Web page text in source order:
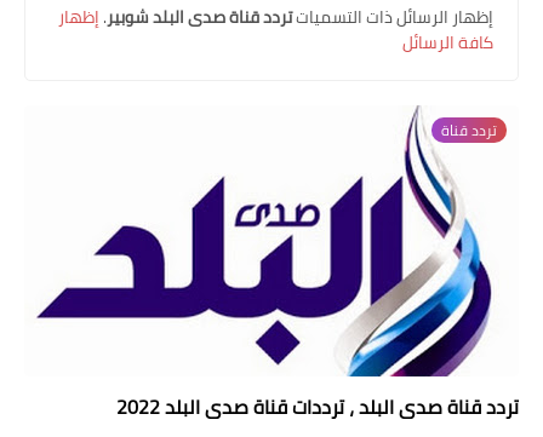
اقوى ترددات النايل سات
nilesat
iptv
ترددات النايل سات
ترددات النايل سات
‏إظهار الرسائل ذات التسمياتتردد قناة صدى البلد شوبير.إظهار
كافة الرسائل
تردد قناة
تردد قناة صدي البلد ، ترددات قناة صدي البلد 2022